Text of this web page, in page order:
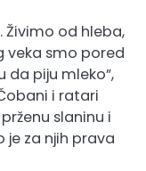
Živimo od hleba,
veka smo pored
piju mleko”,
i ratari
slaninu i
je za njih prava